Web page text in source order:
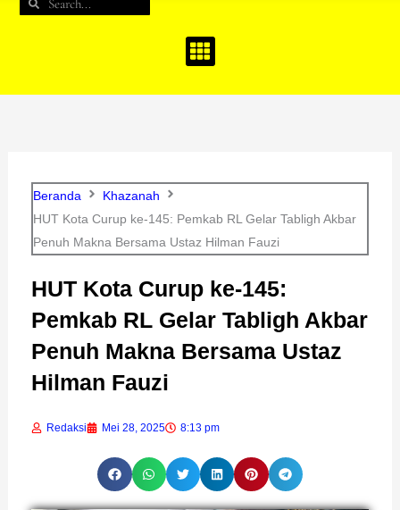
Beranda
Khazanah
HUT Kota Curup ke-145: Pemkab RL Gelar Tabligh Akbar
Penuh Makna Bersama Ustaz Hilman Fauzi
HUT Kota Curup ke-145:
Pemkab RL Gelar Tabligh Akbar
Penuh Makna Bersama Ustaz
Hilman Fauzi
Redaksi Mei 28, 2025 8:13 pm